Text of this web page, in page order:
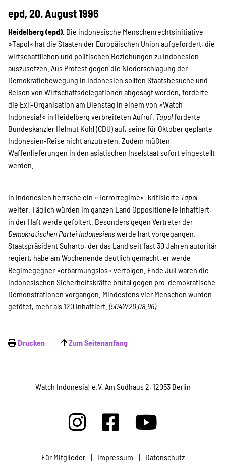
Projekte
Kampagne
Stellenangebote
Newsletter abonnieren
SPENDEN
Über uns
Transparenz
Kontakt
english
Indonesian
epd, 20. August 1996
Heidelberg (epd). Die indonesische Menschenrechtsinitiative
»Tapol« hat die Staaten der Europäischen Union aufgefordert, die
wirtschaftlichen und politischen Beziehungen zu Indonesien
auszusetzen. Aus Protest gegen die Niederschlagung der
Demokratiebewegung in Indonesien sollten Staatsbesuche und
Reisen von Wirtschaftsdelegationen abgesagt werden, forderte
die Exil-Organisation am Dienstag in einem von »Watch
Indonesia!« in Heidelberg verbreiteten Aufruf. Tapolforderte
Bundeskanzler Helmut Kohl (CDU) auf, seine für Oktober geplante
Indonesien-Reise nicht anzutreten. Zudem müßten
Waffenlieferungen in den asiatischen Inselstaat sofort eingestellt
werden.
In Indonesien herrsche ein »Terrorregime«, kritisierte Tapol
weiter. Täglich würden im ganzen Land Oppositionelle inhaftiert,
in der Haft werde gefoltert. Besonders gegen Vertreter der
Demokratischen Partei Indonesienswerde hart vorgegangen.
Staatspräsident Suharto, der das Land seit fast 30 Jahren autoritär
regiert, habe am Wochenende deutlich gemacht, er werde
Regimegegner »erbarmungslos« verfolgen. Ende Juli waren die
indonesischen Sicherheitskräfte brutal gegen pro-demokratische
Demonstrationen vorgangen. Mindestens vier Menschen wurden
getötet, mehr als 120 inhaftiert. (5042/20.08.96)
Drucken Zum Seitenanfang
Watch Indonesia! e.V. Am Sudhaus 2, 12053 Berlin
Für Mitglieder | Impressum | Datenschutz